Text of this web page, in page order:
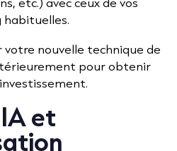
nouvelle technique de
pour obtenir
et